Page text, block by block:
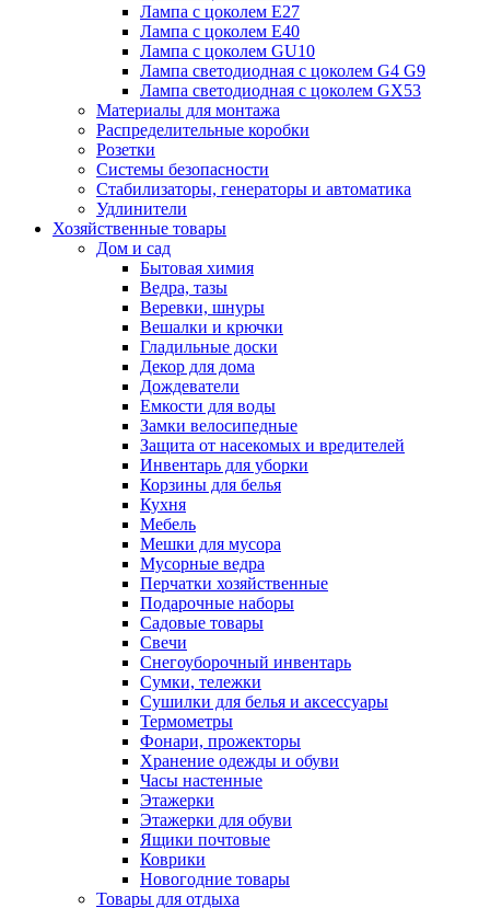
Лампа с цоколем E27
Лампа с цоколем E40
Лампа с цоколем GU10
Лампа светодиодная с цоколем G4 G9
Лампа светодиодная с цоколем GX53
Материалы для монтажа
Распределительные коробки
Розетки
Системы безопасности
Стабилизаторы, генераторы и автоматика
Удлинители
Хозяйственные товары
Дом и сад
Бытовая химия
Ведра, тазы
Веревки, шнуры
Вешалки и крючки
Гладильные доски
Декор для дома
Дождеватели
Емкости для воды
Замки велосипедные
Защита от насекомых и вредителей
Инвентарь для уборки
Корзины для белья
Кухня
Мебель
Мешки для мусора
Мусорные ведра
Перчатки хозяйственные
Подарочные наборы
Садовые товары
Свечи
Снегоуборочный инвентарь
Сумки, тележки
Сушилки для белья и аксессуары
Термометры
Фонари, прожекторы
Хранение одежды и обуви
Часы настенные
Этажерки
Этажерки для обуви
Ящики почтовые
Коврики
Новогодние товары
Товары для отдыха